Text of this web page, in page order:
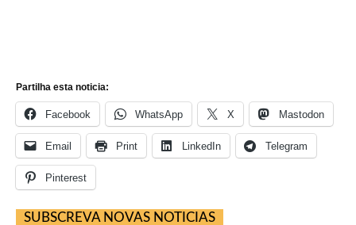
Partilha esta noticia:
Facebook WhatsApp X Mastodon
Email Print LinkedIn Telegram
Pinterest
SUBSCREVA NOVAS NOTICIAS